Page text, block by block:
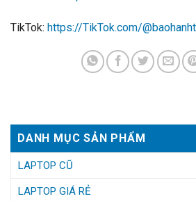
TikTok: https://TikTok.com/
DANH MỤC SẢN PHẨM
LAPTOP CŨ
LAPTOP GIÁ RẺ